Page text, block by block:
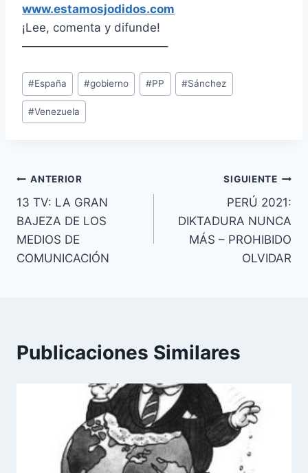
www.estamosjodidos.com
¡Lee, comenta y difunde!
————————————–
Etiquetas
de
la
#España #gobierno #PP #Sánchez
#Venezuela
Navegación
de
entradas
ANTERIOR
13 TV: LA GRAN
BAJEZA DE LOS
MEDIOS DE
COMUNICACIÓN
SIGUIENTE
PERÚ 2021:
DIKTADURA NUNCA
MÁS – PROHIBIDO
OLVIDAR
Publicaciones Similares